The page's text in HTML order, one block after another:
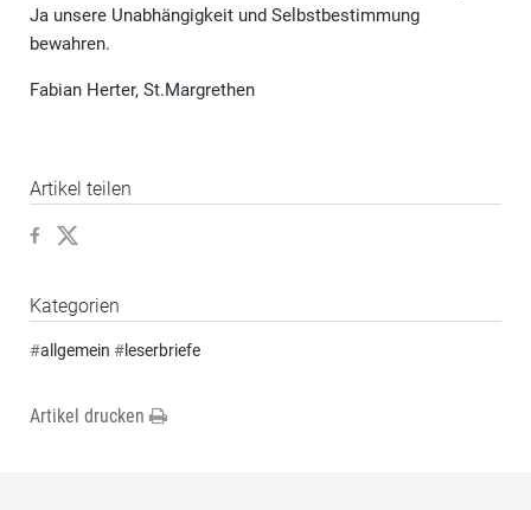
Ja unsere Unabhängigkeit und Selbstbestimmung
bewahren.
Fabian Herter, St.Margrethen
Artikel teilen
Kategorien
#allgemein #leserbriefe
Artikel drucken